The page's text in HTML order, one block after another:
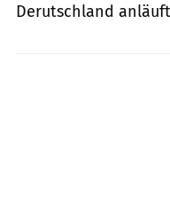
Derutschland